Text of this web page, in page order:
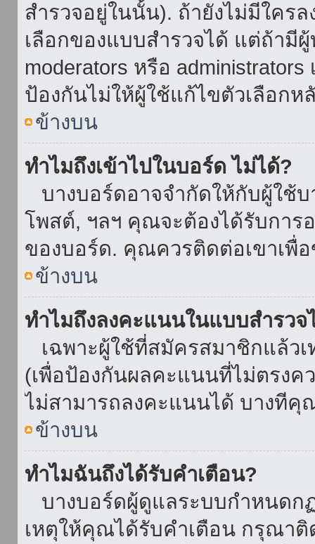
สำรวจอยู่ในนั้น). ถ้ายังไม่มีใค
เลือกของแบบสำรวจได้ แต่ถ้ามี
moderators หรือ
ป้องกันไม่ให้ผู้ใช้แก้ไขตัวเลือกห
ข้างบน
ทำไมถึงเข้าไปในบอร์ด ไม่ได้?
บางบอร์ดอาจจำกัดให้กับผู้ใช้บ
โพสต์, ฯลฯ คุณจะต้องได้รับการ
ของบอร์ด. คุณควรติดต่อเขาเพื่
ข้างบน
ทำไมถึงลงคะแนนในแบบสำรวจ
เฉพาะผู้ใช้ที่สมัครสมาชิกแล้ว
(เพื่อป้องกันผลคะแนนที่ไม่ตรง
ไม่สามารถลงคะแนนได้ บางที
ข้างบน
ทำไมฉันถึงได้รับคำเตือน?
บางบอร์ดผู้ดูแลระบบกำหนดก
เหตุให้คุณได้รับคำเตือน กรุณา